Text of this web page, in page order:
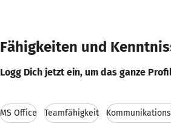
Fähigkeiten und
Logg Dich jetzt ein, um das ganze
MS Office Teamfähigkeit